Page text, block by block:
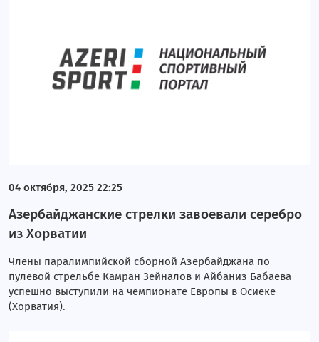
04 октября, 2025 22:25
Азербайджанские стрелки завоевали серебро
из Хорватии
Члены паралимпийской сборной Азербайджана по
пулевой стрельбе Камран Зейналов и Айбаниз Бабаева
успешно выступили на чемпионате Европы в Осиеке
(Хорватия).